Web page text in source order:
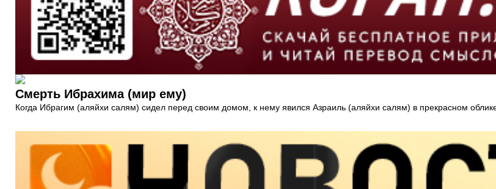
Смерть Ибрахима (мир ему)
Когда Ибрагим (аляйхи салям) сидел перед своим домом, к нему явился Азраиль (аляйхи салям) в прекрасном